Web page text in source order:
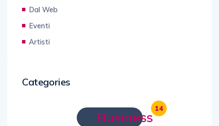
Dal Web
Eventi
Artisti
Categories
Business
14